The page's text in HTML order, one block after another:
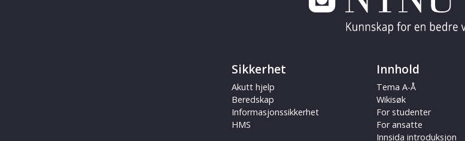
Sikkerhet
Akutt hjelp
Beredskap
Informasjonssikkerhet
HMS
Innhold
Tema A-Å
Wikisøk
For studenter
For ansatte
Innsida introduksjon